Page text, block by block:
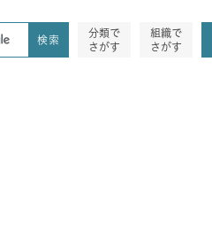
分類で
さがす
組織で
さがす